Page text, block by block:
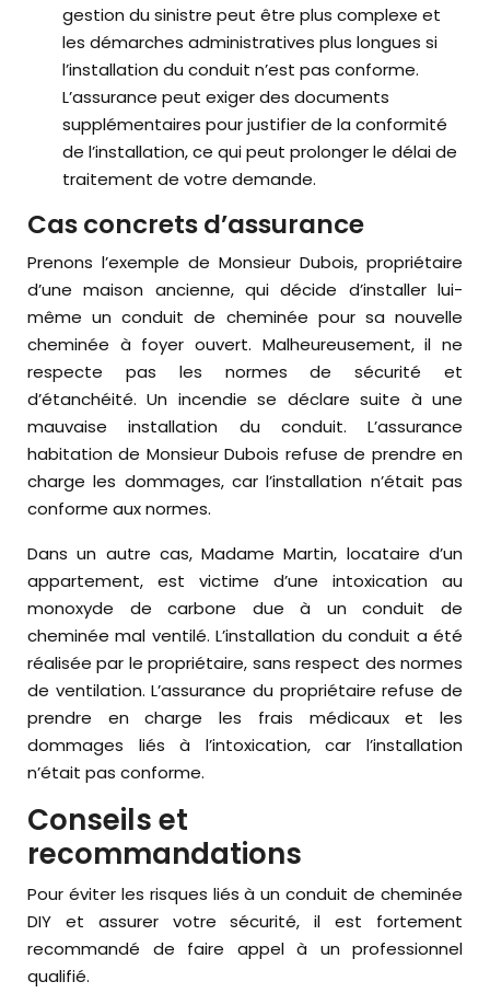
gestion du sinistre peut être plus complexe et
les démarches administratives plus longues si
l’installation du conduit n’est pas conforme.
L’assurance peut exiger des documents
supplémentaires pour justifier de la conformité
de l’installation, ce qui peut prolonger le délai de
traitement de votre demande.
Cas concrets d’assurance
Prenons l’exemple de Monsieur Dubois, propriétaire
d’une maison ancienne, qui décide d’installer lui-
même un conduit de cheminée pour sa nouvelle
cheminée à foyer ouvert. Malheureusement, il ne
respecte pas les normes de sécurité et
d’étanchéité. Un incendie se déclare suite à une
mauvaise installation du conduit. L’assurance
habitation de Monsieur Dubois refuse de prendre en
charge les dommages, car l’installation n’était pas
conforme aux normes.
Dans un autre cas, Madame Martin, locataire d’un
appartement, est victime d’une intoxication au
monoxyde de carbone due à un conduit de
cheminée mal ventilé. L’installation du conduit a été
réalisée par le propriétaire, sans respect des normes
de ventilation. L’assurance du propriétaire refuse de
prendre en charge les frais médicaux et les
dommages liés à l’intoxication, car l’installation
n’était pas conforme.
Conseils et
recommandations
Pour éviter les risques liés à un conduit de cheminée
DIY et assurer votre sécurité, il est fortement
recommandé de faire appel à un professionnel
qualifié.